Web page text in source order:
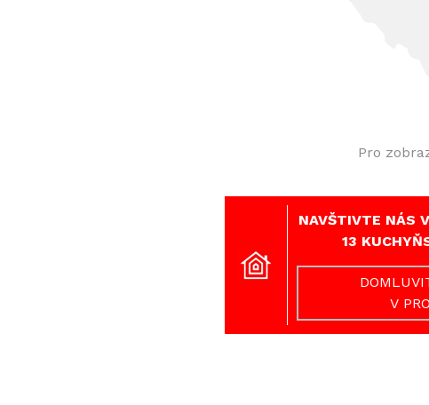
Pro
NAVŠTIVTE NÁS
13
V